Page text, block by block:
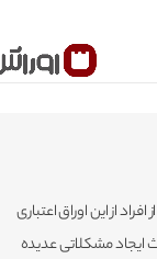
از این اوراق اعتباری
ایجاد مشکلاتی عدیده